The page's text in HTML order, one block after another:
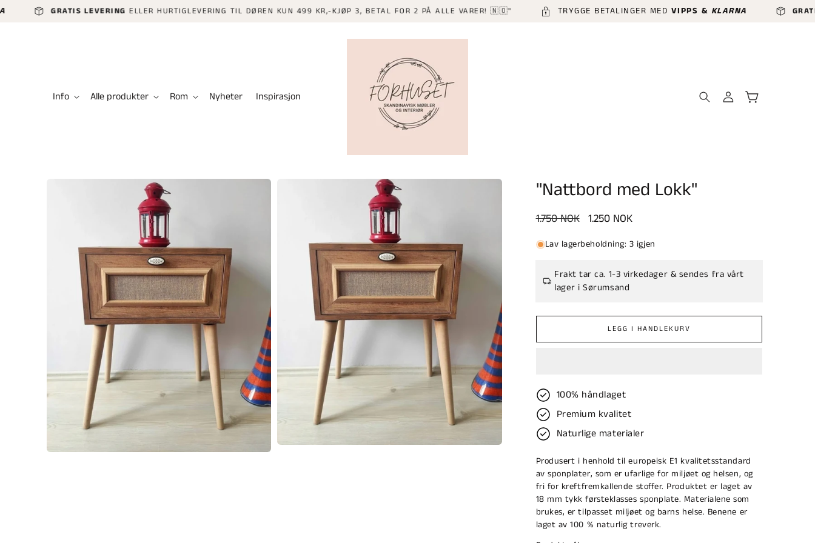
GRATIS LEVERINGELLER HURTIGLEVERING TIL DØREN KUN 499 KR,-KJØP 3, BETAL FOR 2 PÅ ALLE VARER! 🇳🇴" TRYGGE BETALINGER MEDVIPPS &KLARNA GRATIS
Info Alle produkter Rom Nyheter Inspirasjon
Logg
inn
Handlekurv
"Nattbord med Lokk"
Vanlig
1.750 NOK Salgspris
1.250 NOK
Lav lagerbeholdning: 3 igjen
Frakt tar ca. 1-3 virkedager & sendes fra vårt
lager i Sørumsand
LEGG I HANDLEKURV
100% håndlaget
Premium kvalitet
Naturlige materialer
Produsert i henhold til europeisk E1 kvalitetsstandard
av sponplater, som er ufarlige for miljøet og helsen, og
fri for kreftfremkallende stoffer. Produktet er laget av
18 mm tykk førsteklasses sponplate. Materialene som
brukes, er tilpasset miljøet og barns helse. Benene er
laget av 100 % naturlig treverk.